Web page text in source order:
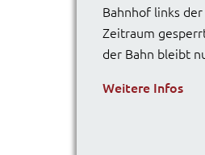
Bahnhof links
Zeitraum
der Bahn bleibt
Weitere Infos